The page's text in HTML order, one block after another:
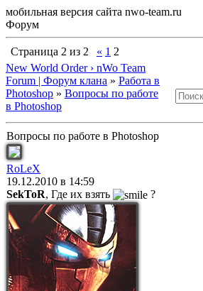
мобильная версия сайта nwo-team.ru
Форум
Страница 2 из 2 « 1 2
New World Order › nWo Team
Forum | Форум клана » Работа в
Photoshop » Вопросы по работе
в Photoshop
Вопросы по работе в Photoshop
RoLeX
19.12.2010 в 14:59
SekToR, Где их взять ?